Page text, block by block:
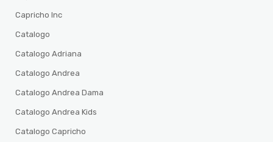
Capricho Inc
Catalogo
Catalogo Adriana
Catalogo Andrea
Catalogo Andrea Dama
Catalogo Andrea Kids
Catalogo Capricho